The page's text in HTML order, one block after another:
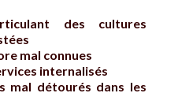
des cultures
mal connues
internalisés
mal détourés dans les